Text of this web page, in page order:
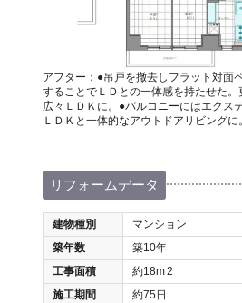
アフター：●吊戸を撤去しフラット対面
することでＬＤとの一体感を持たせた
広々ＬＤＫに。●バルコニーにはエクス
ＬＤＫと一体的なアウトドアリビングに。
リフォームデータ
建物種別
マンション
築年数
築10年
工事面積
約18m2
施工期間
約75日